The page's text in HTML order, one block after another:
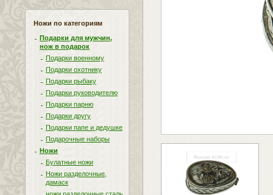
Ножи по категориям
Подарки для мужчин,
нож в подарок
Подарки военному
Подарки охотнику
Подарки рыбаку
Подарки руководителю
Подарки парню
Подарки другу
Подарки папе и дедушке
Подарочные наборы
Ножи
Булатные ножи
Ножи разделочные,
дамаск